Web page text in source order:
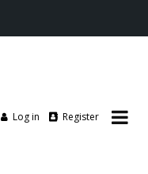
Log in Register